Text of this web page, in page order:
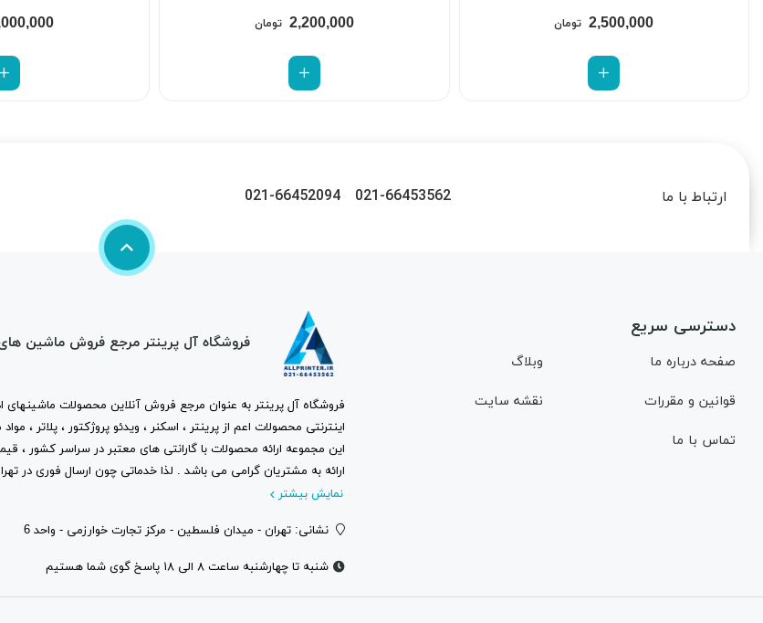
2,500,000 تومان 2,200,000 تومان
ارتباط با ما 021-66453562
021-66452094
دسترسی سریع
صفحه درباره ما وبلاگ
قوانین و مقررات نقشه سایت
تماس با ما
فروشگاه آل پرینتر مرجع فروش ماشین
فروشگاه آل پرینتر به عنوان مرجع فروش آنلاین محصولات ماشینهای
اینترنتی محصولات اعم از پرینتر ، اسکنر ، ویدئو پروژکتور ، پلاتر
این مجموعه ارائه محصولات با گارانتی های معتبر در سراسر
ارائه به مشتریان گرامی می باشد . لذا خدماتی چون ارسال فوری در
نمایش بیشتر
نشانی: تهران - میدان فلسطین - مرکز تجارت خوارزمی - واحد 6
شنبه تا چهارشنبه ساعت ۸ الی ۱۸ پاسخ گوی شما هستیم